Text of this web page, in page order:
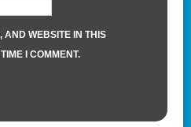
AND WEBSITE IN THIS
I COMMENT.